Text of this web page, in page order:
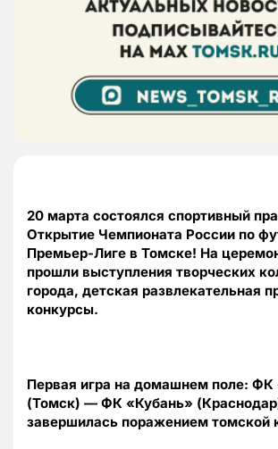
20 марта состоялся спортивный
Открытие Чемпионата России по
Премьер-Лиге в Томске! На
прошли выступления творческих
города, детская развлекательная
конкурсы.
Первая игра на домашнем поле: ФК
(Томск) — ФК «Кубань»
завершилась поражением томской